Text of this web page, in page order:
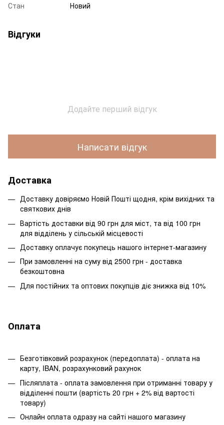
Стан
Новий
Відгуки
Додайте перший відгук
Написати відгук
Доставка
Доставку довіряємо Новій Пошті щодня, крім вихідних та
святкових днів
Вартість доставки від 90 грн для міст, та від 100 грн
для відділень у сільській місцевості
Доставку оплачує покупець нашого інтернет-магазину
При замовленні на суму від 2500 грн - доставка
безкоштовна
Для постійних та оптових покупців діє знижка від 10%
Оплата
Безготівковий розрахунок (передоплата) - оплата на
карту, IBAN, розрахунковий рахунок
Післяплата - оплата замовлення при отриманні товару у
відділенні пошти (вартість 20 грн + 2% від вартості
товару)
Онлайн оплата одразу на сайті нашого магазину